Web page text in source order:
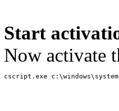
Start
Now activate
cscript.exe